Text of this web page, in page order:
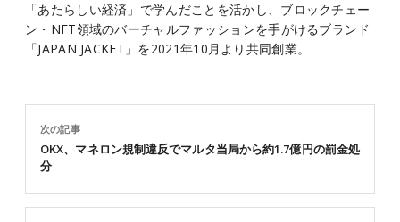
「あたらしい経済」で学んだことを活かし、ブロックチェー
ン・NFT領域のバーチャルファッションを手がけるブランド
「JAPAN JACKET」を2021年10月より共同創業。
次の記事
OKX、マネロン規制違反でマルタ当局から約1.7億円の罰金処
分